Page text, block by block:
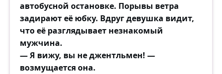
автобусной остановке. Порывы ветра
задирают её юбку. Вдруг девушка видит,
что её разглядывает незнакомый
мужчина.
— Я вижу, вы не джентльмен! —
возмущается она.